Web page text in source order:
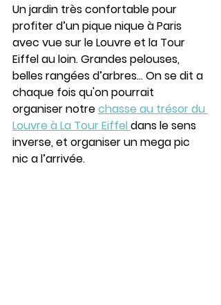
Un jardin très confortable pour
profiter d’un pique nique à Paris
avec vue sur le Louvre et la Tour
Eiffel au loin. Grandes pelouses,
belles rangées d’arbres... On se dit a
chaque fois qu'on pourrait
organiser notre chasse au trésor du
Louvre à La Tour Eiffel dans le sens
inverse, et organiser un mega pic
nic a l’arrivée.